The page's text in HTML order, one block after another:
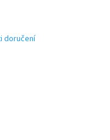
doručení